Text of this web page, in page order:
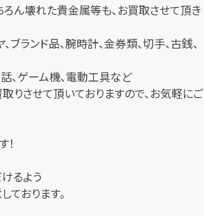
ろん壊れた貴金属等も、お買取させて頂き
ブランド品、腕時計、金券類、切手、古銭、
、ゲーム機、電動工具など
りさせて頂いておりますので、お気軽にご
るよう
ております。